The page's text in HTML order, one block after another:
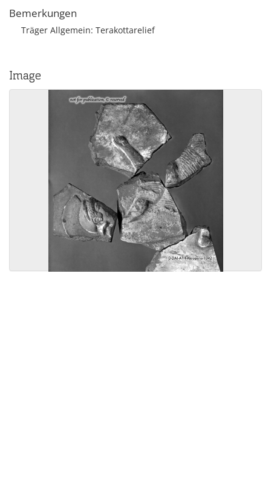
Bemerkungen
Träger Allgemein: Terakottarelief
Image